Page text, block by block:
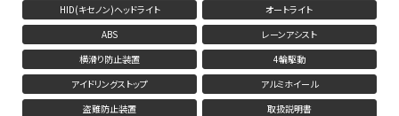
HID(キセノン)ヘッドライト
オートライト
ABS
レーンアシスト
横滑り防止装置
4輪駆動
アイドリングストップ
アルミホイール
盗難防止装置
取扱説明書